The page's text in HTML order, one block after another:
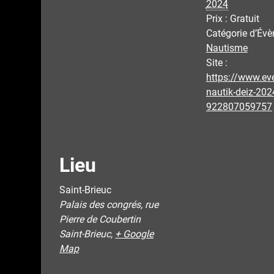
2024
Prix : Gratuit
Catégorie
Nautisme
Site :
https://
nautik-deiz-
922807059757
Lieu
Saint-Brieuc
Palais des congrés, rue
Pierre de Coubertin
Saint-Brieuc, + Google
Map